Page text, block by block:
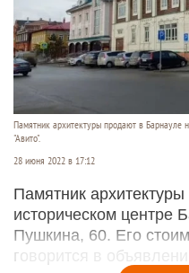
Памятник архитектуры продают в Барнауле
"Авито".
28 июня 2022 в 17:12
Памятник
историческом центре
Пушкина, 60. Его
говорится в